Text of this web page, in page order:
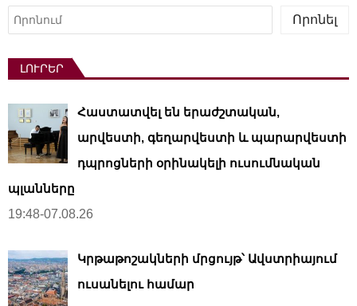
Որոնել
Որոնել
ԼՈՒՐԵՐ
Հաստատվել են երաժշտական,
արվեստի, գեղարվեստի և պարարվեստի
դպրոցների օրինակելի ուսումնական
պլանները
19:48-07.08.26
Կրթաթոշակների մրցույթ՝ Ավստրիայում
ուսանելու համար